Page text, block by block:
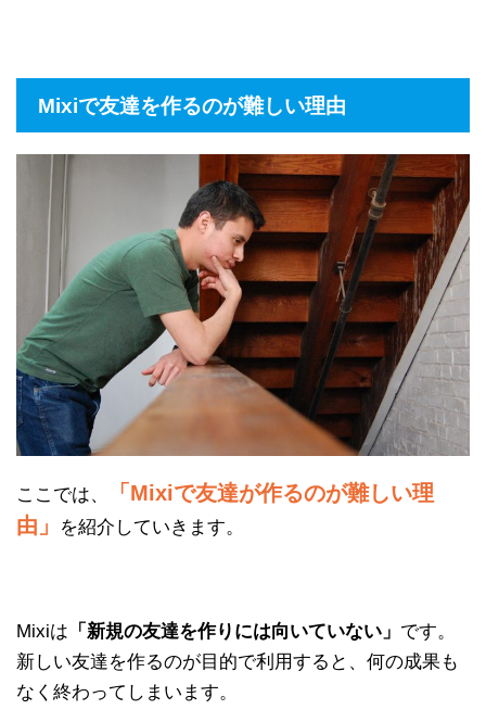
Mixiで友達を作るのが難しい理由
ここでは、
「Mixiで友達が作るのが難しい理
由」
を紹介していきます。
Mixiは 「新規の友達を作りには向いていない」 です。
新しい友達を作るのが目的で利用すると、何の成果も
なく終わってしまいます。